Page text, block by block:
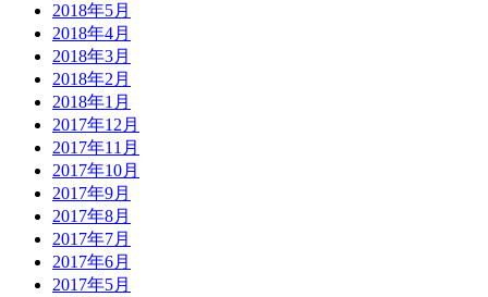
2018年5月
2018年4月
2018年3月
2018年2月
2018年1月
2017年12月
2017年11月
2017年10月
2017年9月
2017年8月
2017年7月
2017年6月
2017年5月